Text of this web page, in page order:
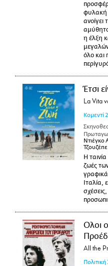
φυλακή
ανοίγει
η έλξη
όλο και
Έτσι
La Vita
Κομεντί
Ντιέγκο
Τζουζέπε
Η
ζωές
Ιταλία,
Ολοι
All the
Πολιτική